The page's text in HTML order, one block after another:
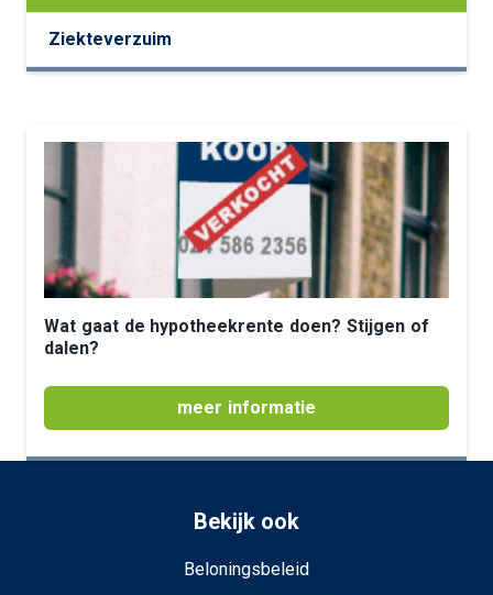
Ziekteverzuim
Wat gaat de hypotheekrente doen? Stijgen of
dalen?
meer informatie
Bekijk ook
Beloningsbeleid